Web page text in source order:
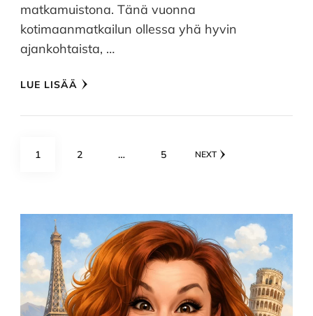
matkamuistona. Tänä vuonna
kotimaanmatkailun ollessa yhä hyvin
ajankohtaista, …
LUE LISÄÄ
Artikkelien
PAGE
1 PAGE
2 … PAGE
5 NEXT